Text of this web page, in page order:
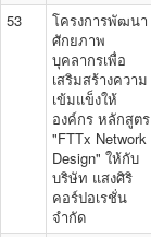
53
โครงการพัฒนา
ศักยภาพ
บุคลากรเพื่อ
เสริมสร้างความ
เข้มแข็งให้
องค์กร หลักสูตร
"FTTx Network
Design" ให้กับ
บริษัท แสงศิริ
คอร์ปอเรชั่น
จำกัด